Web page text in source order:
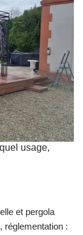
usage,
et pergola
réglementation :